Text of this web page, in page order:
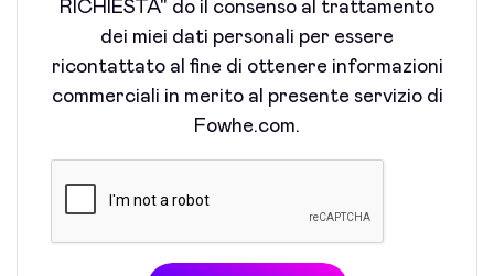
RICHIESTA" do il consenso al trattamento
dei miei dati personali per essere
ricontattato al fine di ottenere informazioni
commerciali in merito al presente servizio di
Fowhe.com.